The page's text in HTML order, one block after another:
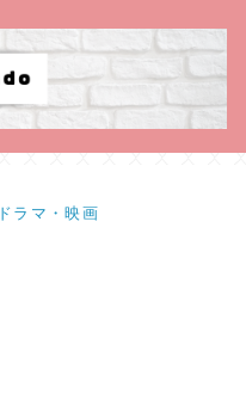
ドラマ・映画